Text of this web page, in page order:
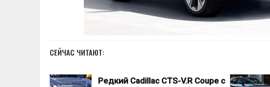
СЕЙЧАС ЧИТАЮТ:
Редкий Cadillac CTS-V.R Coupe с